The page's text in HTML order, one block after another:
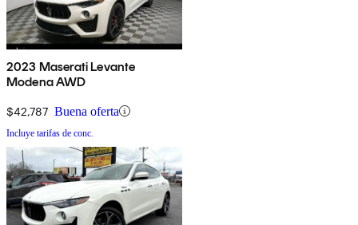
2023 Maserati Levante
Modena AWD
$42,787 Buena oferta
Incluye tarifas de conc.